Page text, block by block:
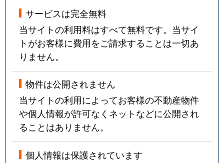
サービスは完全無料
当サイトの利用料はすべて無料です。当サイ
トがお客様に費用をご請求することは一切あ
りません。
物件は公開されません
当サイトの利用によってお客様の不動産物件
や個人情報が許可なくネットなどに公開され
ることはありません。
個人情報は保護されています